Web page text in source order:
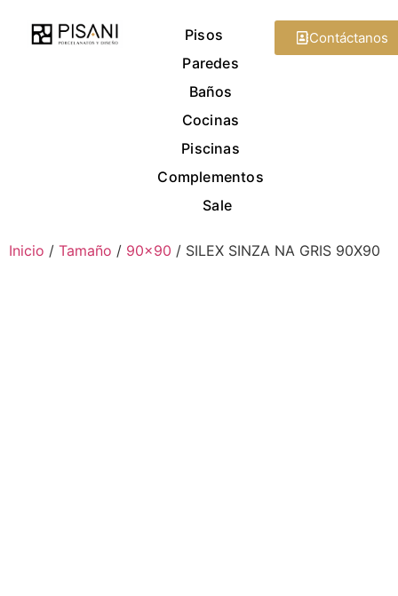
Pisos
Paredes
Baños
Cocinas
Piscinas
Complementos
Sale
Contáctanos
Inicio / Tamaño / 90x90 / SILEX SINZA NA GRIS 90X90